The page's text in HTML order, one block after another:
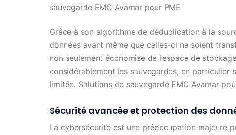
sauvegarde EMC Avamar pour PME
Grâce à son algorithme de déduplication à la
données avant même que celles-ci ne soient
non seulement économise de l’espace de
considérablement les sauvegardes, en particulier
limitée. Solutions de sauvegarde EMC Avamar
Sécurité avancée et protection des
La cybersécurité est une préoccupation majeure